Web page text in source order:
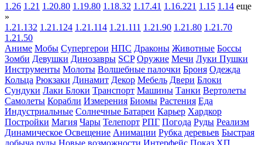
1.26 1.21 1.20.80 1.19.80 1.18.32 1.17.41 1.16.221 1.15 1.14 еще
»
1.21.132 1.21.124 1.21.114 1.21.111 1.21.90 1.21.80 1.21.70
1.21.50
Аниме Мобы Супергерои НПС Драконы Животные Боссы
Зомби Девушки Динозавры SCP Оружие Мечи Луки Пушки
Инструменты Молоты Волшебные палочки Броня Одежда
Кольца Рюкзаки Динамит Декор Мебель Двери Блоки
Сундуки Лаки Блоки Транспорт Машины Танки Вертолеты
Самолеты Корабли Измерения Биомы Растения Еда
Индустриальные Солнечные Батареи Карьер Хардкор
Постройки Магия Чары Телепорт РПГ Погода Руды Реализм
Динамическое Освещение Анимации Рубка деревьев Быстрая
добыча руды Новые возможности Интерфейс Показ ХП